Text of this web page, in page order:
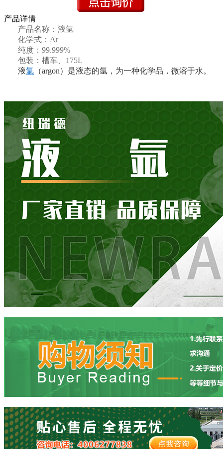
产品详情
产品名称：液氩
化学式：Ar
纯度：99.999%
包装：槽车、175L
液氩 （argon）是液态的氩，为一种化学品，微溶于水。